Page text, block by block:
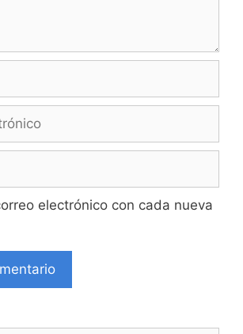
electrónico con cada nueva